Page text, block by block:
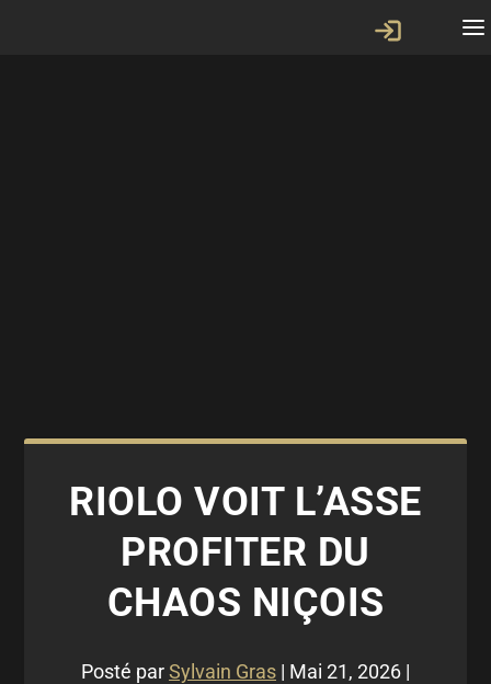
RIOLO VOIT L’ASSE
PROFITER DU
CHAOS NIÇOIS
Posté parSylvain Gras | Mai 21, 2026 |